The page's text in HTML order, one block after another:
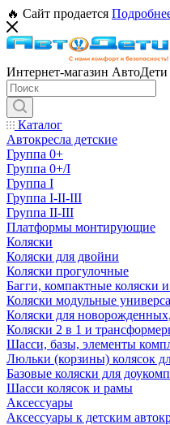
🔥 Сайт продается
Интернет-магазин АвтоДети
Каталог
Автокресла детские
Группа 0+
Группа 0+/I
Группа I
Группа I-II-III
Группа II-III
Платформы монтирующие
Коляски
Коляски для двойни
Коляски прогулочные
Багги, компактные коляски
Коляски модульные
Коляски для
Коляски 2 в 1 и
Шасси, базы, элементы
Люльки (корзины) колясок
Базовые коляски для
Шасси колясок и рамы
Аксессуары
Аксессуары к детским